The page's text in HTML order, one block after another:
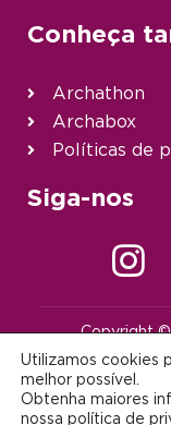
Conheça
Archathon
Archabox
Políticas de
Siga-nos
Copyright
Utilizamos cookies
melhor possível.
Obtenha maiores
nossa política de